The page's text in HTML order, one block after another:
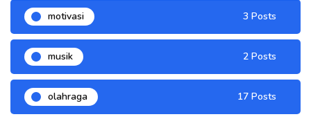
motivasi 3 Posts
musik 2 Posts
olahraga 17 Posts